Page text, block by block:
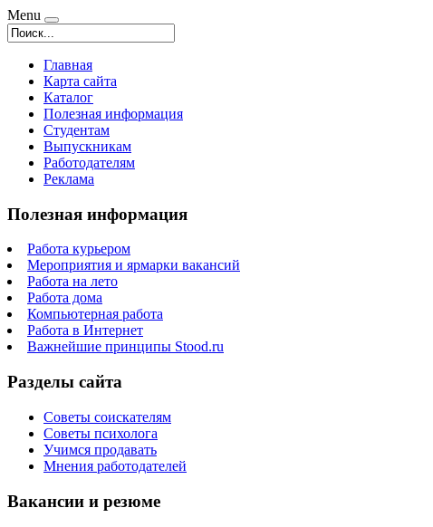
Menu
Главная
Карта сайта
Каталог
Полезная информация
Студентам
Выпускникам
Работодателям
Реклама
Полезная информация
Работа курьером
Мероприятия и ярмарки вакансий
Работа на лето
Работа дома
Компьютерная работа
Работа в Интернет
Важнейшие принципы Stood.ru
Разделы сайта
Советы соискателям
Советы психолога
Учимся продавать
Мнения работодателей
Вакансии и резюме